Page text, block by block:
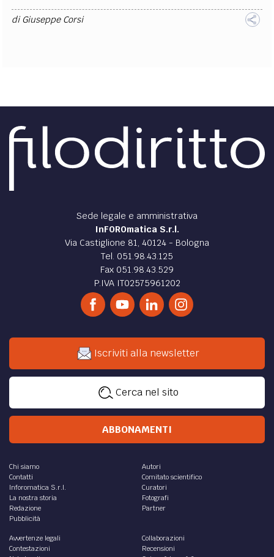
diGiuseppe Corsi
Sede legale e amministrativa
InFOROmatica S.r.l.
Via Castiglione 81, 40124 - Bologna
Tel. 051.98.43.125
Fax 051.98.43.529
P.IVA IT02575961202
Iscriviti alla newsletter
Cerca nel sito
ABBONAMENTI
Chi siamo
Contatti
Inforomatica S.r.l.
La nostra storia
Redazione
Pubblicità
Autori
Comitato scientifico
Curatori
Fotografi
Partner
Avvertenze legali
Contestazioni
Collaborazioni
Recensioni